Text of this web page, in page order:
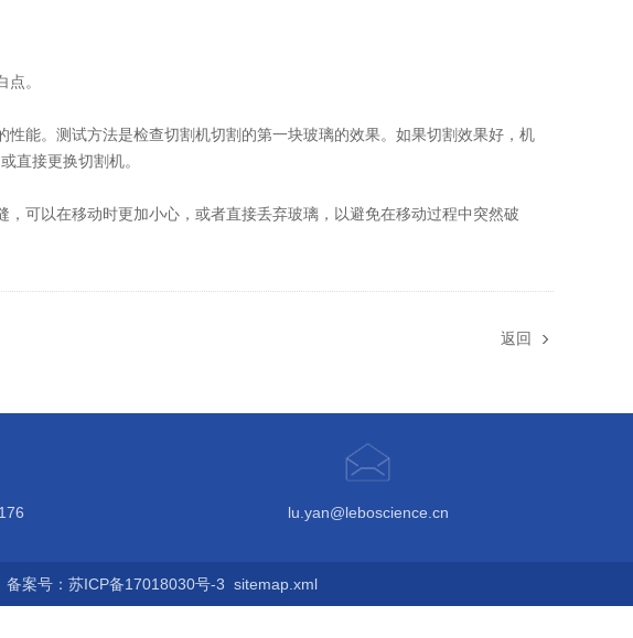
。
能。测试方法是检查切割机切割的第一块玻璃的效果。如果切割效果好，机
直接更换切割机。
以在移动时更加小心，或者直接丢弃玻璃，以避免在移动过程中突然破
返回
lu.yan@leboscience.cn
备案号：苏ICP备17018030号-3 sitemap.xml